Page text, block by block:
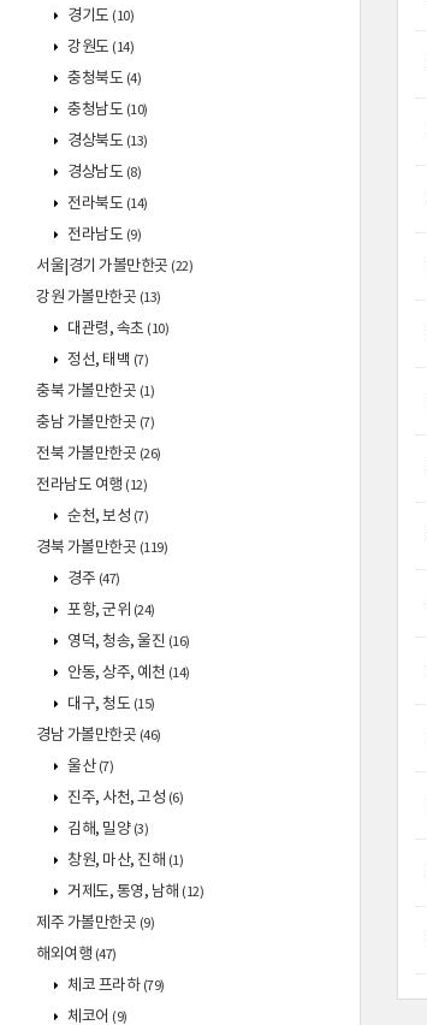
경기도 (10)
강원도 (14)
충청북도 (4)
충청남도 (10)
경상북도 (13)
경상남도 (8)
전라북도 (14)
전라남도 (9)
서울|경기 가볼만한곳 (22)
강원 가볼만한곳 (13)
대관령, 속초 (10)
정선, 태백 (7)
충북 가볼만한곳 (1)
충남 가볼만한곳 (7)
전북 가볼만한곳 (26)
전라남도 여행 (12)
순천, 보성 (7)
경북 가볼만한곳 (119)
경주 (47)
포항, 군위 (24)
영덕, 청송, 울진 (16)
안동, 상주, 예천 (14)
대구, 청도 (15)
경남 가볼만한곳 (46)
울산 (7)
진주, 사천, 고성 (6)
김해, 밀양 (3)
창원, 마산, 진해 (1)
거제도, 통영, 남해 (12)
제주 가볼만한곳 (9)
해외여행 (47)
체코 프라하 (79)
체코어 (9)